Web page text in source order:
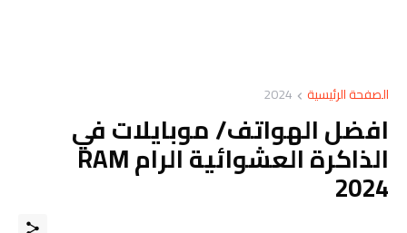
الصفحة الرئيسية 2024
افضل الهواتف/ موبايلات في
الذاكرة العشوائية الرام RAM
2024